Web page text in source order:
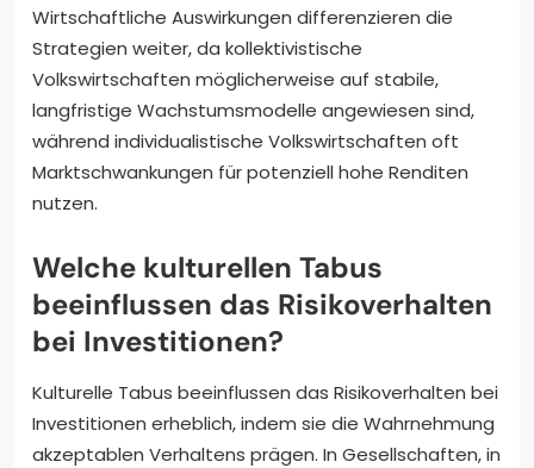
Wirtschaftliche Auswirkungen differenzieren die
Strategien weiter, da kollektivistische
Volkswirtschaften möglicherweise auf stabile,
langfristige Wachstumsmodelle angewiesen sind,
während individualistische Volkswirtschaften oft
Marktschwankungen für potenziell hohe Renditen
nutzen.
Welche kulturellen Tabus
beeinflussen das Risikoverhalten
bei Investitionen?
Kulturelle Tabus beeinflussen das Risikoverhalten bei
Investitionen erheblich, indem sie die Wahrnehmung
akzeptablen Verhaltens prägen. In Gesellschaften, in